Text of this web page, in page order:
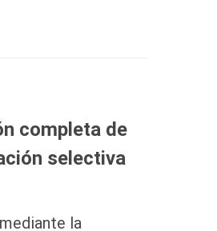
completa de
selectiva
la